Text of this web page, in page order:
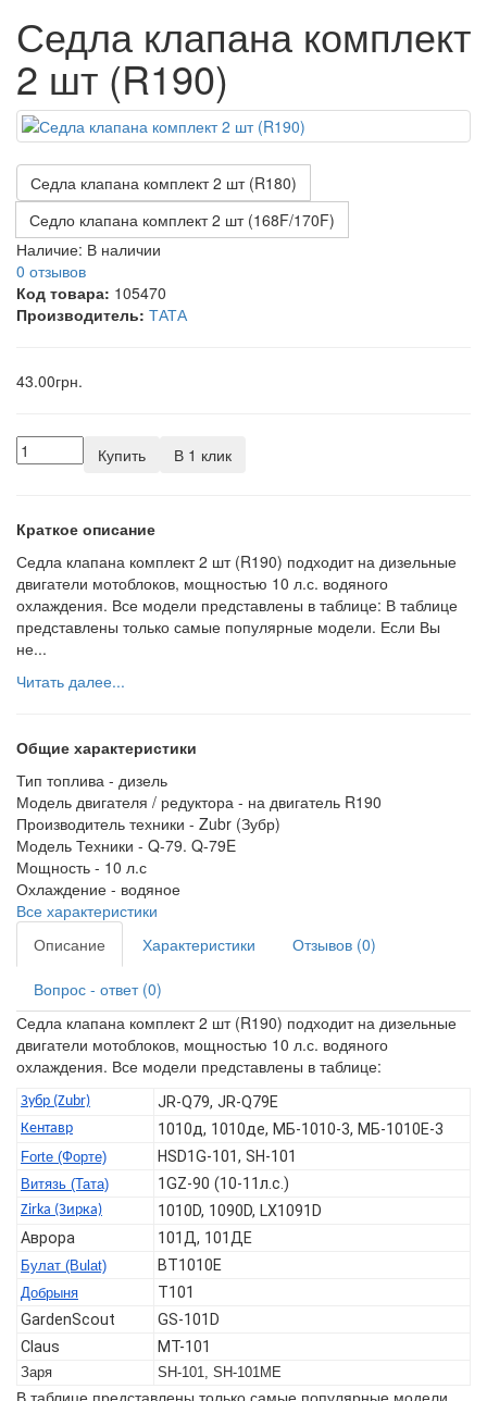
Седла клапана комплект
2 шт (R190)
Седла клапана комплект 2 шт (R180)
Седло клапана комплект 2 шт (168F/170F)
Наличие: В наличии
0 отзывов
Код товара: 105470
Производитель: ТАТА
43.00грн.
Купить В 1 клик
Краткое описание
Седла клапана комплект 2 шт (R190) подходит на дизельные
двигатели мотоблоков, мощностью 10 л.с. водяного
охлаждения. Все модели представлены в таблице: В таблице
представлены только самые популярные модели. Если Вы
не...
Читать далее...
Общие характеристики
Тип топлива - дизель
Модель двигателя / редуктора - на двигатель R190
Производитель техники - Zubr (Зубр)
Модель Техники - Q-79. Q-79E
Мощность - 10 л.с
Охлаждение - водяное
Все характеристики
Описание
Характеристики Отзывов (0)
Вопрос - ответ (0)
Седла клапана комплект 2 шт (R190) подходит на дизельные
двигатели мотоблоков, мощностью 10 л.с. водяного
охлаждения. Все модели представлены в таблице:
Зубр (Zubr) JR-Q79, JR-Q79E
Кентавр 1010д, 1010де, МБ-1010-3, МБ-1010Е-3
Forte (Форте) HSD1G-101, SH-101
Витязь (Тата) 1GZ-90 (10-11л.с.)
Zirka (Зирка)
1010D, 1090D, LX1091D
Аврора
101Д, 101ДЕ
Булат (Bulat) BT1010E
Добрыня
T101
GardenScout
GS-101D
Claus
MT-101
Заря SH-101, SH-101ME
В таблице представлены только самые популярные модели.